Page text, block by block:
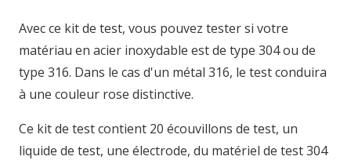
Avec ce kit de test, vous pouvez tester si votre
matériau en acier inoxydable est de type 304 ou de
type 316. Dans le cas d'un métal 316, le test conduira
à une couleur rose distinctive.
Ce kit de test contient 20 écouvillons de test, un
liquide de test, une électrode, du matériel de test 304